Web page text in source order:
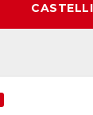
CASTELLI